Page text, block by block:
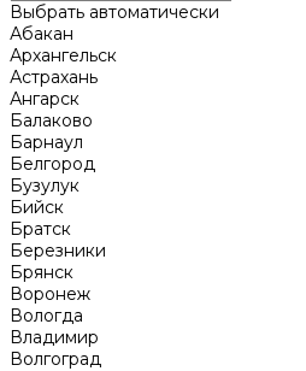
Выбрать автоматически
Абакан
Архангельск
Астрахань
Ангарск
Балаково
Барнаул
Белгород
Бузулук
Бийск
Братск
Березники
Брянск
Воронеж
Вологда
Владимир
Волгоград